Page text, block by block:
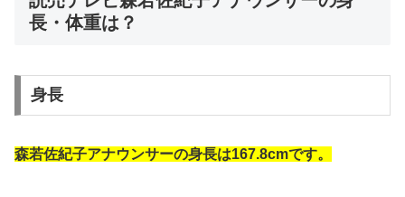
長・体重は？
身長
森若佐紀子アナウンサーの身長は167.8cmです。